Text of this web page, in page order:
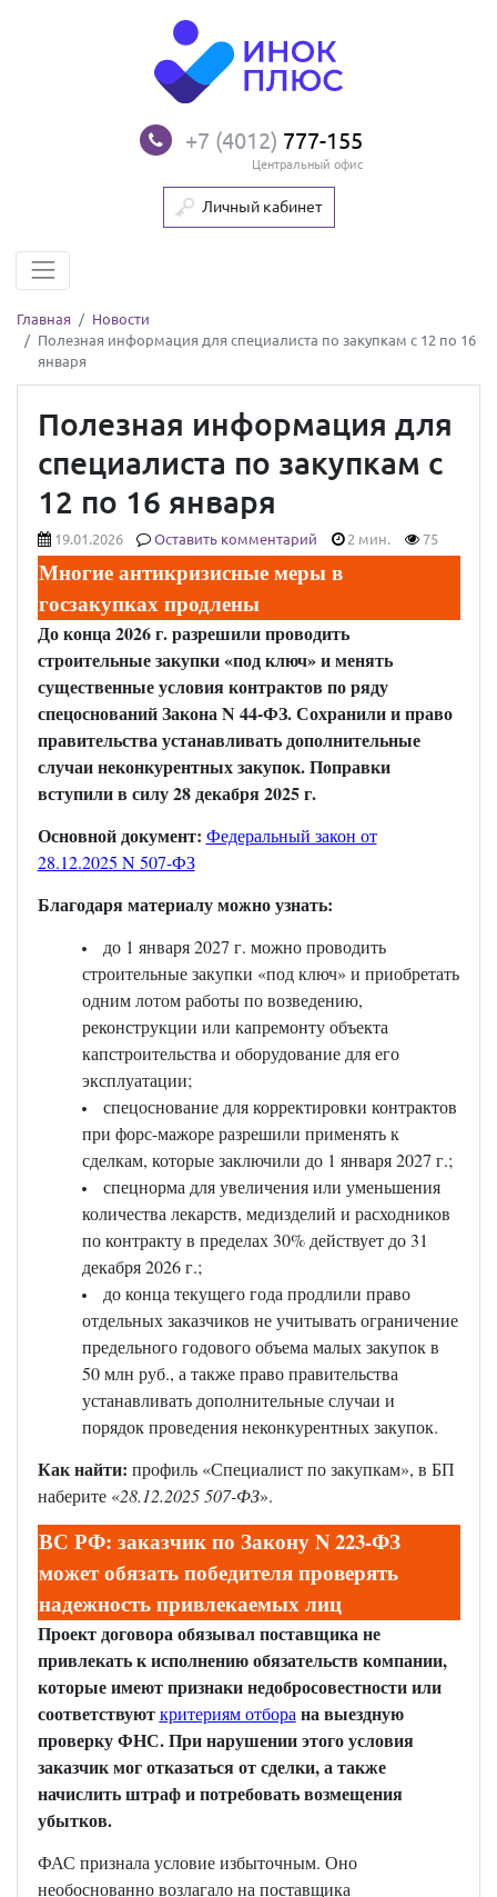
+7 (4012) 777-155
Центральный офис
Личный кабинет
Главная
Новости
Полезная информация для специалиста по закупкам с 12 по 16
января
Полезная информация для
специалиста по закупкам с
12 по 16 января
19.01.2026 Оставить комментарий 2 мин. 75
Многие антикризисные меры в
госзакупках продлены
До конца 2026 г. разрешили проводить
строительные закупки «под ключ» и менять
существенные условия контрактов по ряду
спецоснований Закона N 44-ФЗ. Сохранили и право
правительства устанавливать дополнительные
случаи неконкурентных закупок. Поправки
вступили в силу 28 декабря 2025 г.
Основной документ: Федеральный закон от
28.12.2025 N 507-ФЗ
Благодаря материалу можно узнать:
до 1 января 2027 г. можно проводить
строительные закупки «под ключ» и приобретать
одним лотом работы по возведению,
реконструкции или капремонту объекта
капстроительства и оборудование для его
эксплуатации;
спецоснование для корректировки контрактов
при форс-мажоре разрешили применять к
сделкам, которые заключили до 1 января 2027 г.;
спецнорма для увеличения или уменьшения
количества лекарств, медизделий и расходников
по контракту в пределах 30% действует до 31
декабря 2026 г.;
до конца текущего года продлили право
отдельных заказчиков не учитывать ограничение
предельного годового объема малых закупок в
50 млн руб., а также право правительства
устанавливать дополнительные случаи и
порядок проведения неконкурентных закупок.
Как найти: профиль «Специалист по закупкам», в БП
наберите «28.12.2025 507-ФЗ».
ВС РФ: заказчик по Закону N 223-ФЗ
может обязать победителя проверять
надежность привлекаемых лиц
Проект договора обязывал поставщика не
привлекать к исполнению обязательств компании,
которые имеют признаки недобросовестности или
соответствуюткритериям отборана выездную
проверку ФНС. При нарушении этого условия
заказчик мог отказаться от сделки, а также
начислить штраф и потребовать возмещения
убытков.
ФАС признала условие избыточным. Оно
необоснованно возлагало на поставщика